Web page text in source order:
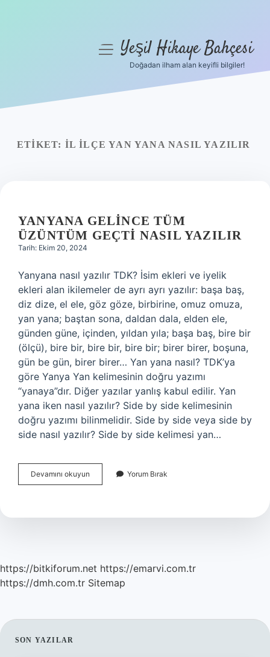
Yasal Uyarı
menüyüYeşil Hikaye Bahçesi
Doğadan ilham alan keyifli bilgiler!
ETIKET: İL ILÇE YAN YANA NASIL YAZILIR
YANYANA GELINCE TÜM
ÜZÜNTÜM GEÇTI NASIL YAZILIR
Tarih: Ekim 20, 2024
Yanyana nasıl yazılır TDK? İsim ekleri ve iyelik
ekleri alan ikilemeler de ayrı ayrı yazılır: başa baş,
diz dize, el ele, göz göze, birbirine, omuz omuza,
yan yana; baştan sona, daldan dala, elden ele,
günden güne, içinden, yıldan yıla; başa baş, bire bir
(ölçü), bire bir, bire bir, bire bir; birer birer, boşuna,
gün be gün, birer birer… Yan yana nasıl? TDK’ya
göre Yanya Yan kelimesinin doğru yazımı
“yanaya”dır. Diğer yazılar yanlış kabul edilir. Yan
yana iken nasıl yazılır? Side by side kelimesinin
doğru yazımı bilinmelidir. Side by side veya side by
side nasıl yazılır? Side by side kelimesi yan…
Devamını okuyun Yanyana
Gelince
Geçti
Yorum Bırak
https://bitkiforum.net https://emarvi.com.tr
https://dmh.com.tr Sitemap
SIDEBAR
SON YAZILAR